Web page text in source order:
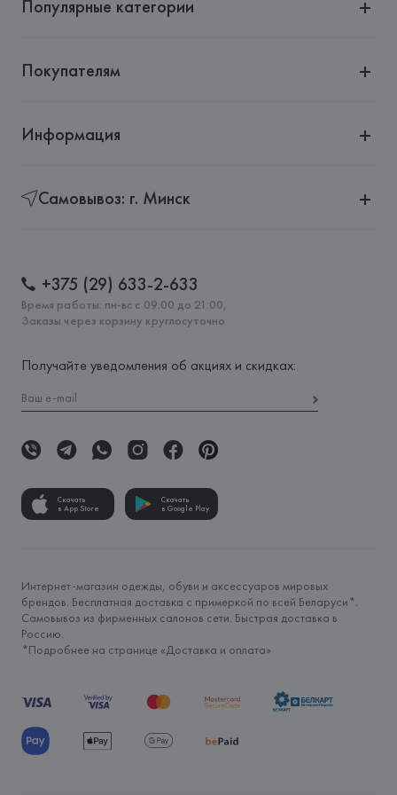
Популярные категории
Покупателям
Информация
Самовывоз: г. Минск
+375 (29) 633-2-633
Время работы: пн-вс с 09:00 до 21:00,
Заказы через корзину круглосуточно
Получайте уведомления об акциях и скидках:
Скачать
в App Store
Скачать
в Google Play
Интернет-магазин одежды, обуви и аксессуаров мировых
брендов. Бесплатная доставка с примеркой по всей Беларуси*.
Самовывоз из фирменных салонов сети. Быстрая доставка в
Россию.
*Подробнее на странице «Доставка и оплата»